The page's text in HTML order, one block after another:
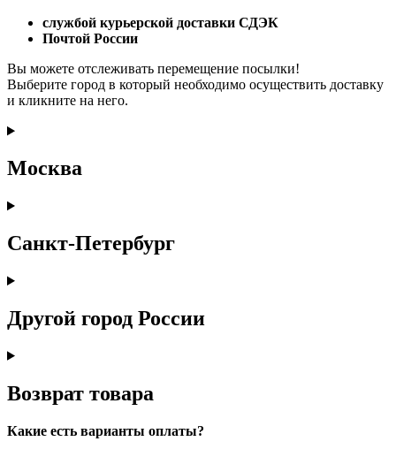
службой курьерской доставки СДЭК
Почтой России
Вы можете отслеживать перемещение посылки!
Выберите город в который необходимо осуществить доставку
и кликните на него.
Москва
Санкт-Петербург
Другой город России
Возврат товара
Какие есть варианты оплаты?